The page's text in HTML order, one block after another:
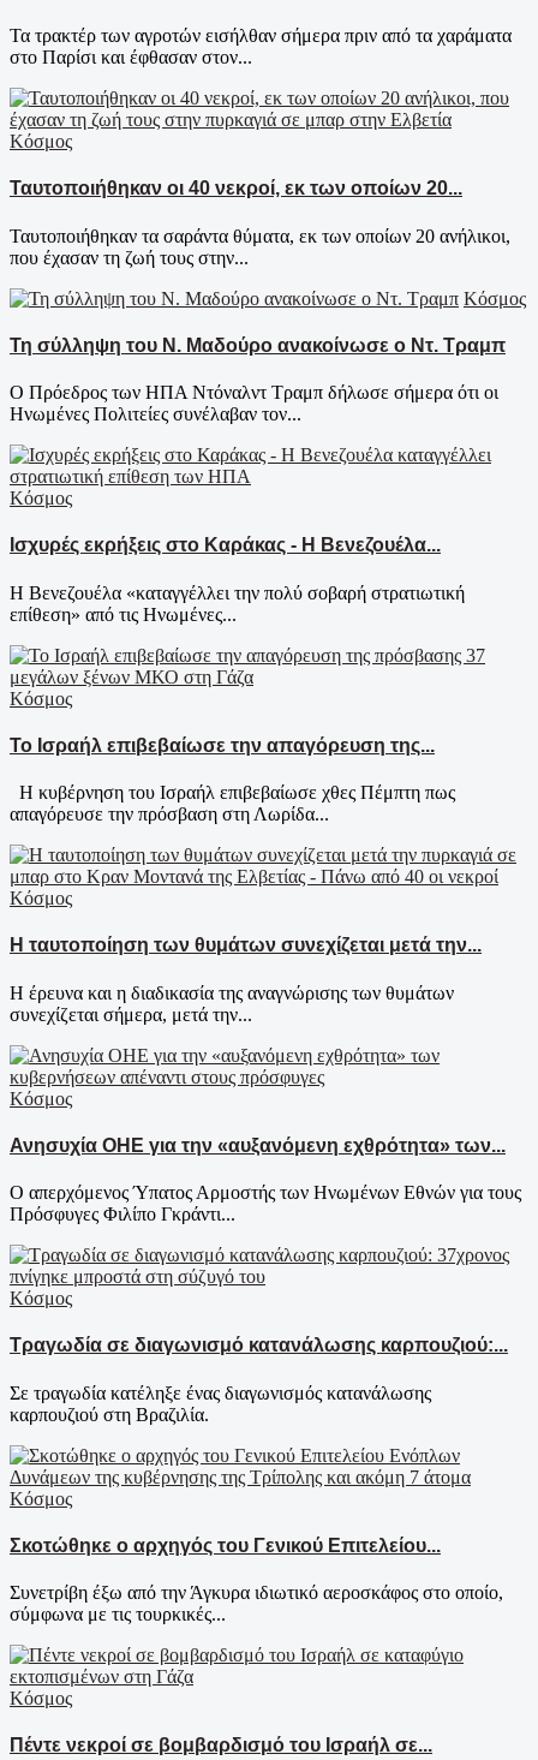
Τα τρακτέρ των αγροτών εισήλθαν σήμερα πριν από τα χαράματα
στο Παρίσι και έφθασαν στον...
Κόσμος
Ταυτοποιήθηκαν οι 40 νεκροί, εκ των οποίων 20...
Ταυτοποιήθηκαν τα σαράντα θύματα, εκ των οποίων 20 ανήλικοι,
που έχασαν τη ζωή τους στην...
Κόσμος
Τη σύλληψη του Ν. Μαδούρο ανακοίνωσε ο Ντ. Τραμπ
Ο Πρόεδρος των ΗΠΑ Ντόναλντ Τραμπ δήλωσε σήμερα ότι οι
Ηνωμένες Πολιτείες συνέλαβαν τον...
Κόσμος
Ισχυρές εκρήξεις στο Καράκας - Η Βενεζουέλα...
Η Βενεζουέλα «καταγγέλλει την πολύ σοβαρή στρατιωτική
επίθεση» από τις Ηνωμένες...
Κόσμος
Το Ισραήλ επιβεβαίωσε την απαγόρευση της...
Η κυβέρνηση του Ισραήλ επιβεβαίωσε χθες Πέμπτη πως
απαγόρευσε την πρόσβαση στη Λωρίδα...
Κόσμος
Η ταυτοποίηση των θυμάτων συνεχίζεται μετά την...
Η έρευνα και η διαδικασία της αναγνώρισης των θυμάτων
συνεχίζεται σήμερα, μετά την...
Κόσμος
Ανησυχία ΟΗΕ για την «αυξανόμενη εχθρότητα» των...
Ο απερχόμενος Ύπατος Αρμοστής των Ηνωμένων Εθνών για τους
Πρόσφυγες Φιλίπο Γκράντι...
Κόσμος
Τραγωδία σε διαγωνισμό κατανάλωσης καρπουζιού:...
Σε τραγωδία κατέληξε ένας διαγωνισμός κατανάλωσης
καρπουζιού στη Βραζιλία.
Κόσμος
Σκοτώθηκε ο αρχηγός του Γενικού Επιτελείου...
Συνετρίβη έξω από την Άγκυρα ιδιωτικό αεροσκάφος στο οποίο,
σύμφωνα με τις τουρκικές...
Κόσμος
Πέντε νεκροί σε βομβαρδισμό του Ισραήλ σε...